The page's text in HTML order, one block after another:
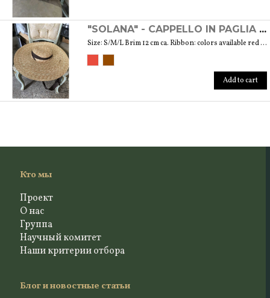
"SOLANA" - CAPPELLO IN PAGLIA NATURALE
Size: S/M/L Brim 12 cm ca. Ribbon: colors available red and brown
Add to cart
Кто мы
Проект
О нас
Группа
Научный комитет
Наши критерии отбора
Блог и новостные статьи